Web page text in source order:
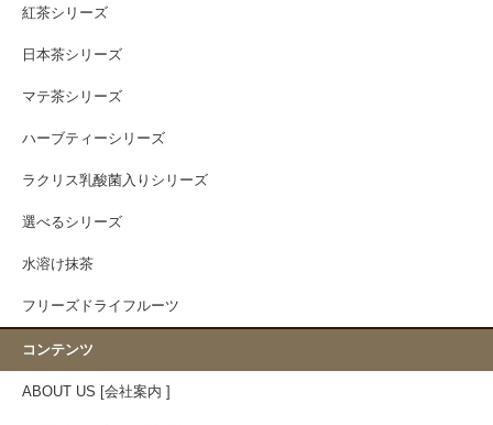
紅茶シリーズ
日本茶シリーズ
マテ茶シリーズ
ハーブティーシリーズ
ラクリス乳酸菌入りシリーズ
選べるシリーズ
水溶け抹茶
フリーズドライフルーツ
コンテンツ
ABOUT US [会社案内 ]